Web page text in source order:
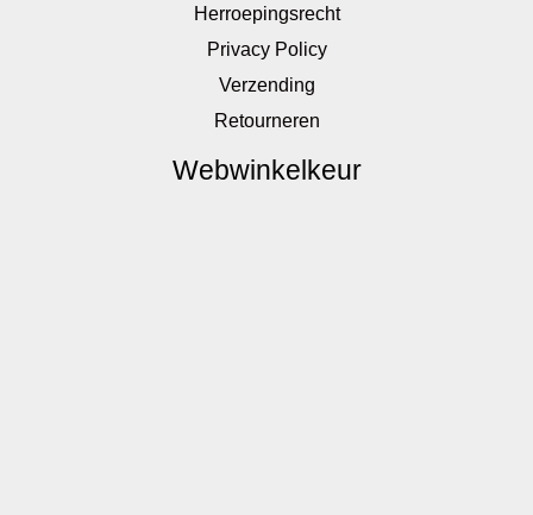
Herroepingsrecht
Privacy Policy
Verzending
Retourneren
Webwinkelkeur